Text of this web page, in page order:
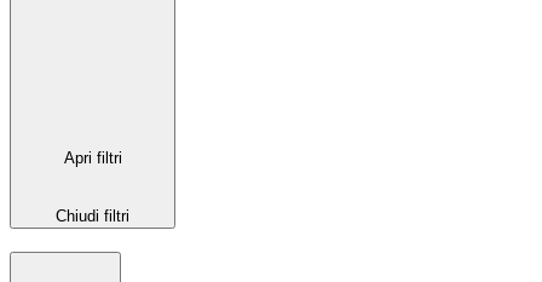
Apri filtri
Chiudi filtri